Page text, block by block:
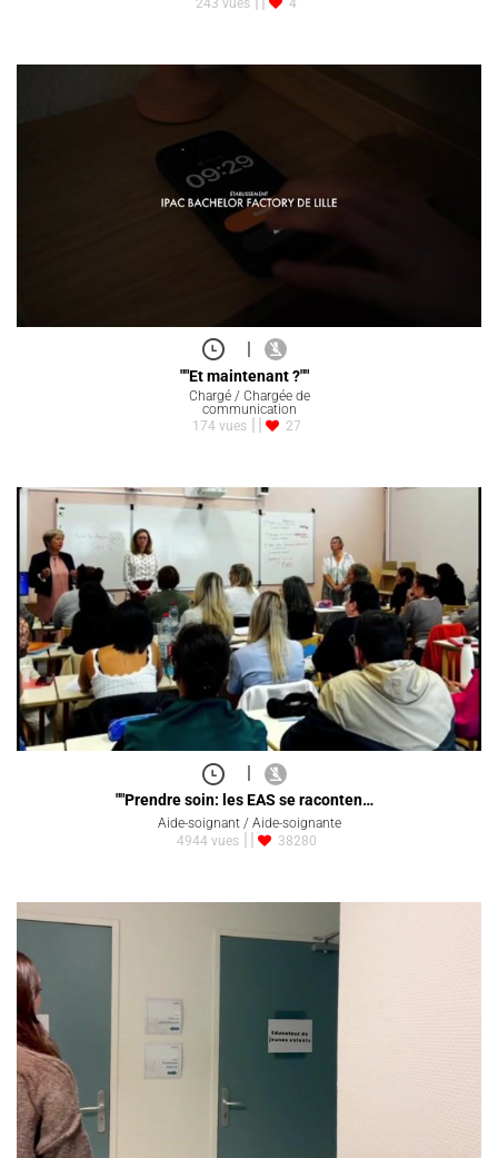
243 vues 4
|
""Et maintenant ?""
Chargé / Chargée de
communication
174 vues
27
|
""Prendre soin: les EAS se raconten…
Aide-soignant / Aide-soignante
4944 vues
38280